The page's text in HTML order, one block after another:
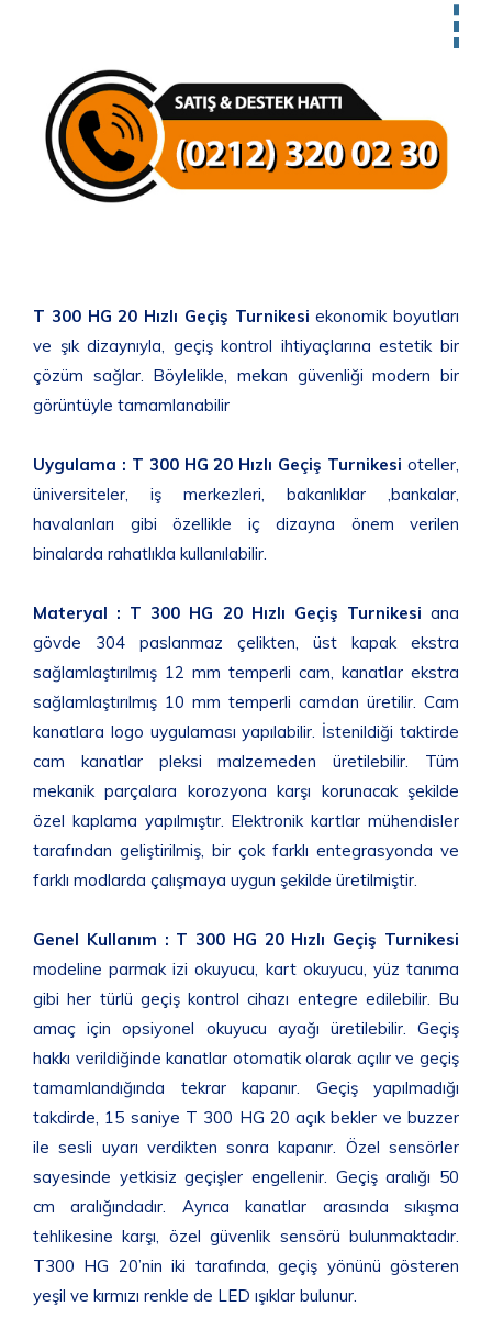
T 300 HG 20 Hızlı Geçiş Turnikesi ekonomik boyutları
ve şık dizaynıyla, geçiş kontrol ihtiyaçlarına estetik bir
çözüm sağlar. Böylelikle, mekan güvenliği modern bir
görüntüyle tamamlanabilir
Uygulama : T 300 HG 20 Hızlı Geçiş Turnikesi oteller,
üniversiteler, iş merkezleri, bakanlıklar ,bankalar,
havalanları gibi özellikle iç dizayna önem verilen
binalarda rahatlıkla kullanılabilir.
Materyal : T 300 HG 20 Hızlı Geçiş Turnikesi ana
gövde 304 paslanmaz çelikten, üst kapak ekstra
sağlamlaştırılmış 12 mm temperli cam, kanatlar ekstra
sağlamlaştırılmış 10 mm temperli camdan üretilir. Cam
kanatlara logo uygulaması yapılabilir. İstenildiği taktirde
cam kanatlar pleksi malzemeden üretilebilir. Tüm
mekanik parçalara korozyona karşı korunacak şekilde
özel kaplama yapılmıştır. Elektronik kartlar mühendisler
tarafından geliştirilmiş, bir çok farklı entegrasyonda ve
farklı modlarda çalışmaya uygun şekilde üretilmiştir.
Genel Kullanım : T 300 HG 20 Hızlı Geçiş Turnikesi
modeline parmak izi okuyucu, kart okuyucu, yüz tanıma
gibi her türlü geçiş kontrol cihazı entegre edilebilir. Bu
amaç için opsiyonel okuyucu ayağı üretilebilir. Geçiş
hakkı verildiğinde kanatlar otomatik olarak açılır ve geçiş
tamamlandığında tekrar kapanır. Geçiş yapılmadığı
takdirde, 15 saniye T 300 HG 20 açık bekler ve buzzer
ile sesli uyarı verdikten sonra kapanır. Özel sensörler
sayesinde yetkisiz geçişler engellenir. Geçiş aralığı 50
cm aralığındadır. Ayrıca kanatlar arasında sıkışma
tehlikesine karşı, özel güvenlik sensörü bulunmaktadır.
T300 HG 20’nin iki tarafında, geçiş yönünü gösteren
yeşil ve kırmızı renkle de LED ışıklar bulunur.